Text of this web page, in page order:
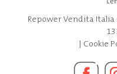
Repower Vendita
| Cookie